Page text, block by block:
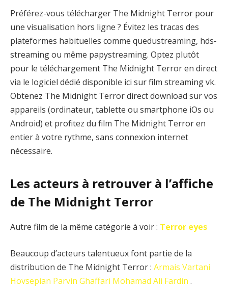
Préférez-vous télécharger The Midnight Terror pour
une visualisation hors ligne ? Évitez les tracas des
plateformes habituelles comme quedustreaming, hds-
streaming ou même papystreaming. Optez plutôt
pour le téléchargement The Midnight Terror en direct
via le logiciel dédié disponible ici sur film streaming vk.
Obtenez The Midnight Terror direct download sur vos
appareils (ordinateur, tablette ou smartphone iOs ou
Android) et profitez du film The Midnight Terror en
entier à votre rythme, sans connexion internet
nécessaire.
Les acteurs à retrouver à l’affiche
de The Midnight Terror
Autre film de la même catégorie à voir : Terror eyes
Beaucoup d’acteurs talentueux font partie de la
distribution de The Midnight Terror : Armais Vartani
Hovsepian Parvin Ghaffari Mohamad Ali Fardin .